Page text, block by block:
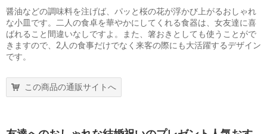
醤油などの調味料を注げば、パッと桜の花が浮かび上がるおしゃれ
な小皿です。二人の食卓を華やかにしてくれる食器は、女友達に喜
ばれること間違いなしですよ。また、箸おきとしても使うことがで
きますので、2人の食事だけでなく来客の際にも大活躍するデザイン
です。
この商品の通販サイトへ